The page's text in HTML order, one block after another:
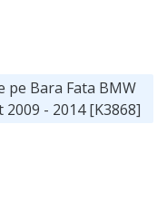
pe Bara Fata BMW
2009 - 2014 [K3868]